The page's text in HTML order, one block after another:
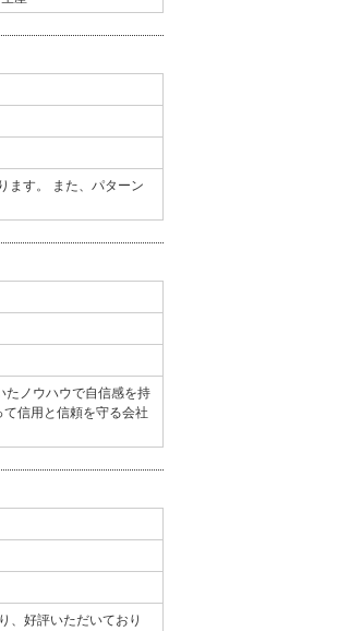
ます。 また、パターン
たノウハウで自信感を持
信用と信頼を守る会社
、好評いただいており